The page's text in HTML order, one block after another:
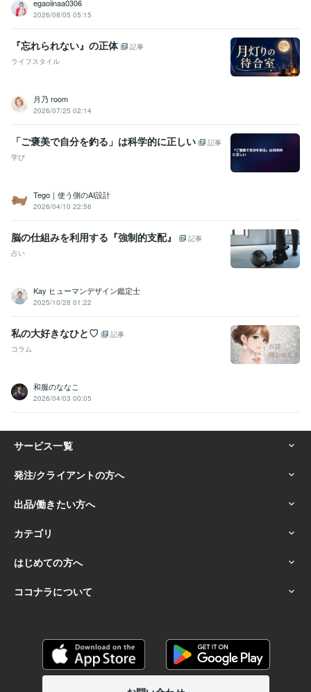
egaoiinaa0306
2026/08/05 05:15
『忘れられない』の正体
記事
ライフスタイル
月乃 room
2026/07/25 02:14
「ご褒美で自分を釣る」は科学的に正しい
記事
学び
Tego｜使う側のAI設計
2026/04/10 22:56
脳の仕組みを利用する『強制的支配』
記事
占い
Kay ヒューマンデザイン鑑定士
2025/10/28 01:22
私の大好きなひと♡
記事
コラム
和服のななこ
2026/04/03 00:05